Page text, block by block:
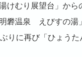
湯けむり展望台」か
明礬温泉 えびすの湯
りに再び「ひょうた